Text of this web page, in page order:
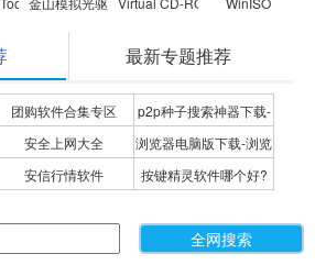
最新专题推荐
团购软件合集专区
p2p种子搜索神器下载-
P2P种子搜索神器专题
安全上网大全
浏览器电脑版下载-浏览
器下载合集
安信行情软件
按键精灵软件哪个好?